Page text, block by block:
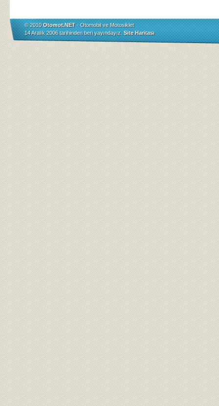
© 2010Otomot.NET- Otomobil ve Motosiklet
14 Aralık 2006 tarihinden beri yayındayız. Site Haritası